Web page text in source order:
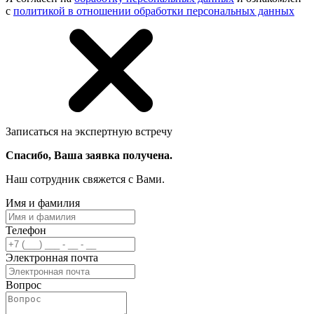
с политикой в отношении обработки персональных данных
Записаться на экспертную встречу
Спасибо, Ваша заявка получена.
Наш сотрудник свяжется с Вами.
Имя и фамилия
Телефон
Электронная почта
Вопрос